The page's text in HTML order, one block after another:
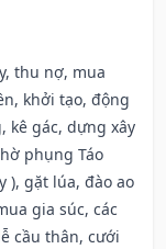
thu nợ, mua
khởi tạo, động
kê gác, dựng xây
phụng Táo
), gặt lúa, đào ao
gia súc, các
cầu thân, cưới